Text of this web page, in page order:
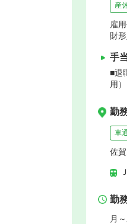
産
雇
財
手
■退
用
勤
車
佐
勤
月